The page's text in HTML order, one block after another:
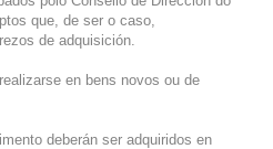
que, de ser o caso,
de adquisición.
en bens novos ou de
deberán ser adquiridos en